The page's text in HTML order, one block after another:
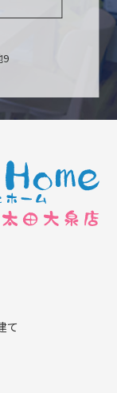
9
て